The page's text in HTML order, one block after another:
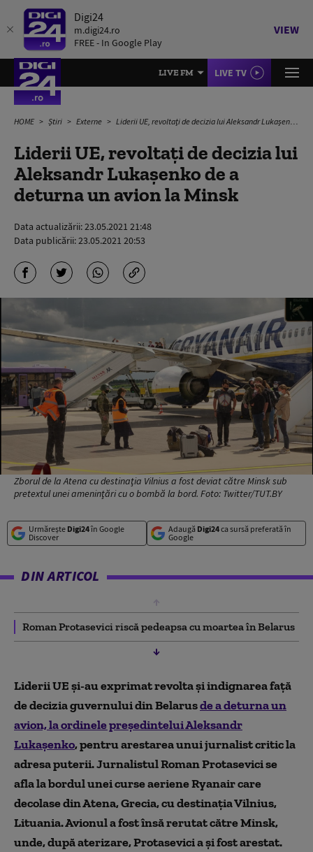
Digi24
m.digi24.ro
FREE - In Google Play
VIEW
LIVE FM LIVE TV
HOME Știri Externe Liderii UE, revoltaţi de decizia lui Aleksandr Lukaşenko de a deturna un avion la Minsk
Liderii UE, revoltaţi de decizia lui
Aleksandr Lukaşenko de a
deturna un avion la Minsk
Data actualizării:23.05.2021 21:48
Data publicării:23.05.2021 20:53
Zborul de la Atena cu destinaţia Vilnius a fost deviat către Minsk sub
pretextul unei ameninţări cu o bombă la bord. Foto: Twitter/TUT.BY
Urmărește Digi24în Google
Discover
Adaugă Digi24ca sursă preferată în
Google
DIN ARTICOL
Roman Protasevici riscă pedeapsa cu moartea în Belarus
Liderii UE şi-au exprimat revolta şi indignarea faţă
de decizia guvernului din Belarusde a deturna un
avion, la ordinele preşedintelui Aleksandr
Lukaşenko, pentru arestarea unui jurnalist critic la
adresa puterii. Jurnalistul Roman Protasevici se
afla la bordul unei curse aeriene Ryanair care
decolase din Atena, Grecia, cu destinaţia Vilnius,
Lituania. Avionul a fost însă rerutat către Minsk,
unde, după aterizare, Protasevici a şi fost arestat.